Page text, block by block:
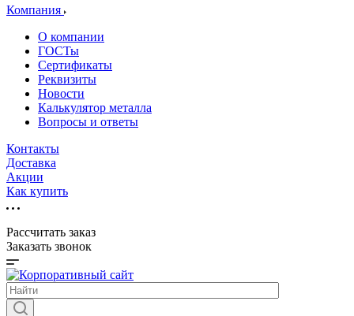
Компания
О компании
ГОСТы
Сертификаты
Реквизиты
Новости
Калькулятор металла
Вопросы и ответы
Контакты
Доставка
Акции
Как купить
Рассчитать заказ
Заказать звонок